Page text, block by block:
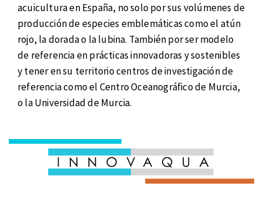
acuicultura en España, no solo por sus volúmenes de
producción de especies emblemáticas como el atún
rojo, la dorada o la lubina. También por ser modelo
de referencia en prácticas innovadoras y sostenibles
y tener en su territorio centros de investigación de
referencia como el Centro Oceanográfico de Murcia,
o la Universidad de Murcia.